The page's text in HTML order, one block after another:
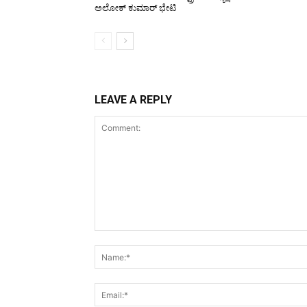
ಅಲೋಕ್ ಕುಮಾರ್ ಭೇಟಿ
LEAVE A REPLY